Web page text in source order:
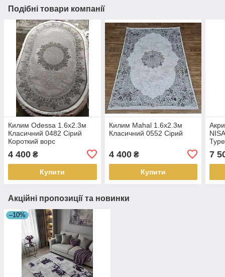
Подібні товари компанії
Килим Odessa 1.6х2.3м
Класичний 0482 Сірий
Короткий ворс
4 400 ₴
Купити
Килим Mahal 1.6х2.3м
Класичний 0552 Сірий
4 400₴
Купити
7
Акційні пропозиції та новинки
–10%